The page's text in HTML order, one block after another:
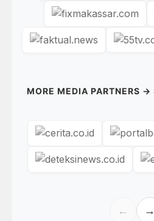
MORE MEDIA PARTNERS →
← →